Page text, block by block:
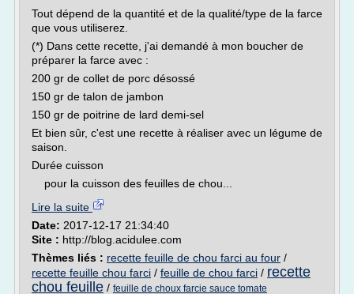
Tout dépend de la quantité et de la qualité/type de la farce
que vous utiliserez.
(*) Dans cette recette, j'ai demandé à mon boucher de
préparer la farce avec :
200 gr de collet de porc désossé
150 gr de talon de jambon
150 gr de poitrine de lard demi-sel
Et bien sûr, c'est une recette à réaliser avec un légume de
saison.
Durée cuisson
pour la cuisson des feuilles de chou...
Lire la suite
Date: 2017-12-17 21:34:40
Site : http://blog.acidulee.com
Thèmes liés : recette feuille de chou farci au four /
recette feuille chou farci / feuille de chou farci / recette
chou feuille / feuille de choux farcie sauce tomate